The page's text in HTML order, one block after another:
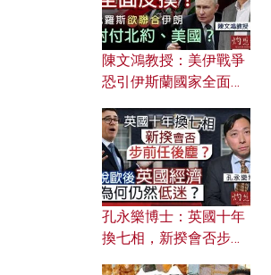
陳文鴻教授：美伊戰爭
恐引伊斯蘭國家全面反
對付北約美國？
孔永樂博士：英國十年
換七相，新揆會否步前